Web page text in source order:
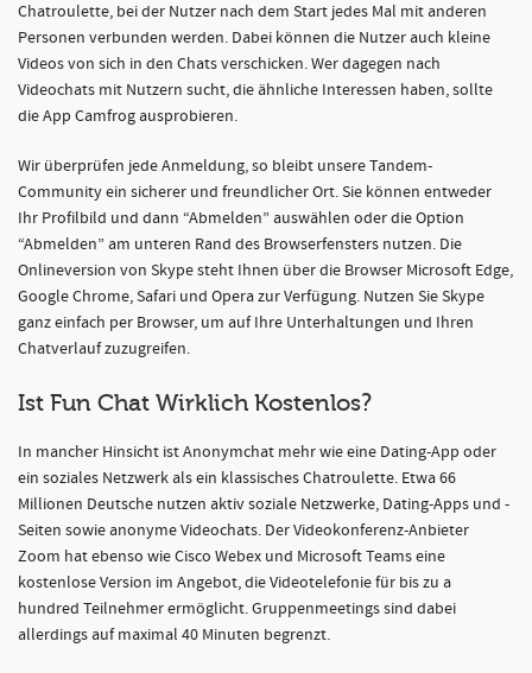
Chatroulette, bei der Nutzer nach dem Start jedes Mal mit anderen
Personen verbunden werden. Dabei können die Nutzer auch kleine
Videos von sich in den Chats verschicken. Wer dagegen nach
Videochats mit Nutzern sucht, die ähnliche Interessen haben, sollte
die App Camfrog ausprobieren.
Wir überprüfen jede Anmeldung, so bleibt unsere Tandem-
Community ein sicherer und freundlicher Ort. Sie können entweder
Ihr Profilbild und dann “Abmelden” auswählen oder die Option
“Abmelden” am unteren Rand des Browserfensters nutzen. Die
Onlineversion von Skype steht Ihnen über die Browser Microsoft Edge,
Google Chrome, Safari und Opera zur Verfügung. Nutzen Sie Skype
ganz einfach per Browser, um auf Ihre Unterhaltungen und Ihren
Chatverlauf zuzugreifen.
Ist Fun Chat Wirklich Kostenlos?
In mancher Hinsicht ist Anonymchat mehr wie eine Dating-App oder
ein soziales Netzwerk als ein klassisches Chatroulette. Etwa 66
Millionen Deutsche nutzen aktiv soziale Netzwerke, Dating-Apps und -
Seiten sowie anonyme Videochats. Der Videokonferenz-Anbieter
Zoom hat ebenso wie Cisco Webex und Microsoft Teams eine
kostenlose Version im Angebot, die Videotelefonie für bis zu a
hundred Teilnehmer ermöglicht. Gruppenmeetings sind dabei
allerdings auf maximal 40 Minuten begrenzt.